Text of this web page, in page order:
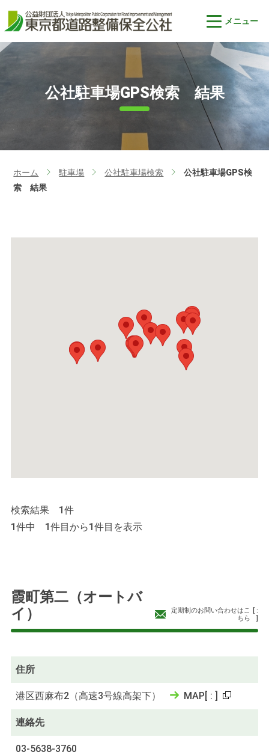
公社駐車場GPS検索 結果
ホーム
駐車場
公社駐車場検索
公社駐車場GPS検
索 結果
検索結果 1件
1件中 1件目から1件目を表示
霞町第二（オートバ
イ）
定期制のお問い合わせはこ
ちら
:
住所
港区西麻布2（高速3号線高架下） MAP [ :]
連絡先
03-5638-3760